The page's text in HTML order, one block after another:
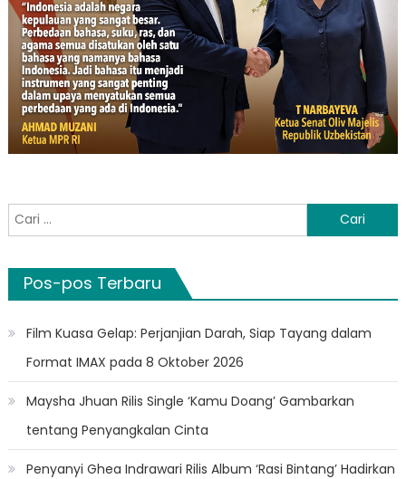
Cari
untuk:
Pos-pos Terbaru
Film Kuasa Gelap: Perjanjian Darah, Siap Tayang dalam
Format IMAX pada 8 Oktober 2026
Maysha Jhuan Rilis Single ‘Kamu Doang’ Gambarkan
tentang Penyangkalan Cinta
Penyanyi Ghea Indrawari Rilis Album ‘Rasi Bintang’ Hadirkan